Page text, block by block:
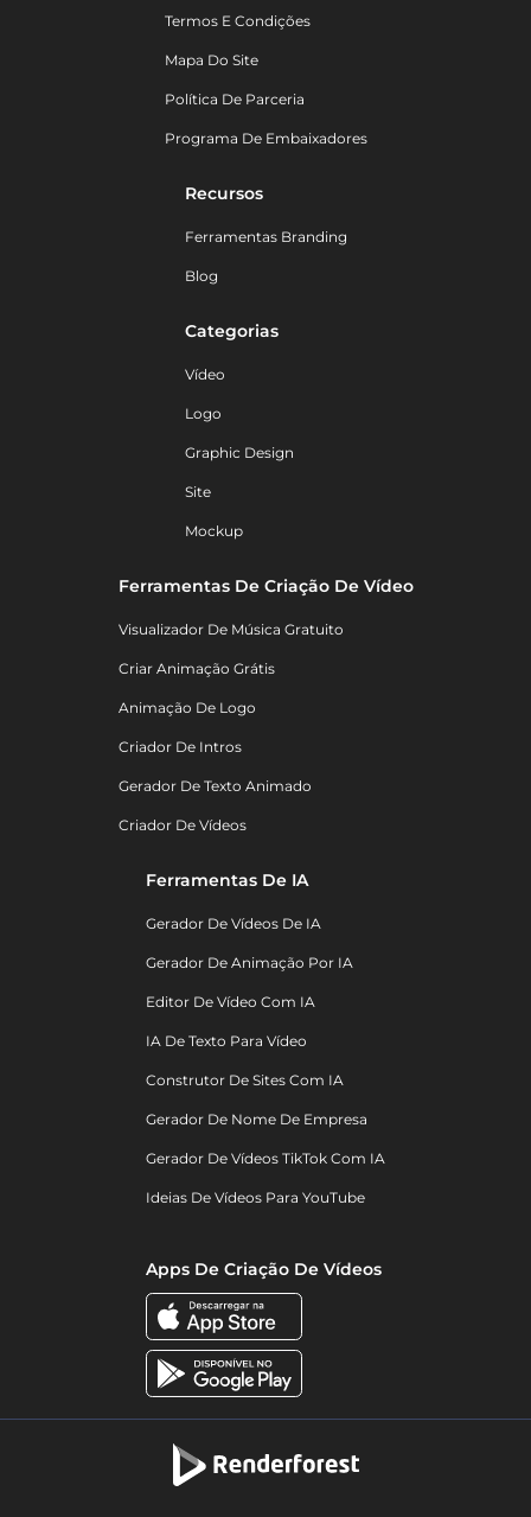
Termos E Condições
Mapa Do Site
Política De Parceria
Programa De Embaixadores
Recursos
Ferramentas Branding
Blog
Categorias
Vídeo
Logo
Graphic Design
Site
Mockup
Ferramentas De Criação De Vídeo
Visualizador De Música Gratuito
Criar Animação Grátis
Animação De Logo
Criador De Intros
Gerador De Texto Animado
Criador De Vídeos
Ferramentas De IA
Gerador De Vídeos De IA
Gerador De Animação Por IA
Editor De Vídeo Com IA
IA De Texto Para Vídeo
Construtor De Sites Com IA
Gerador De Nome De Empresa
Gerador De Vídeos TikTok Com IA
Ideias De Vídeos Para YouTube
Apps De Criação De Vídeos